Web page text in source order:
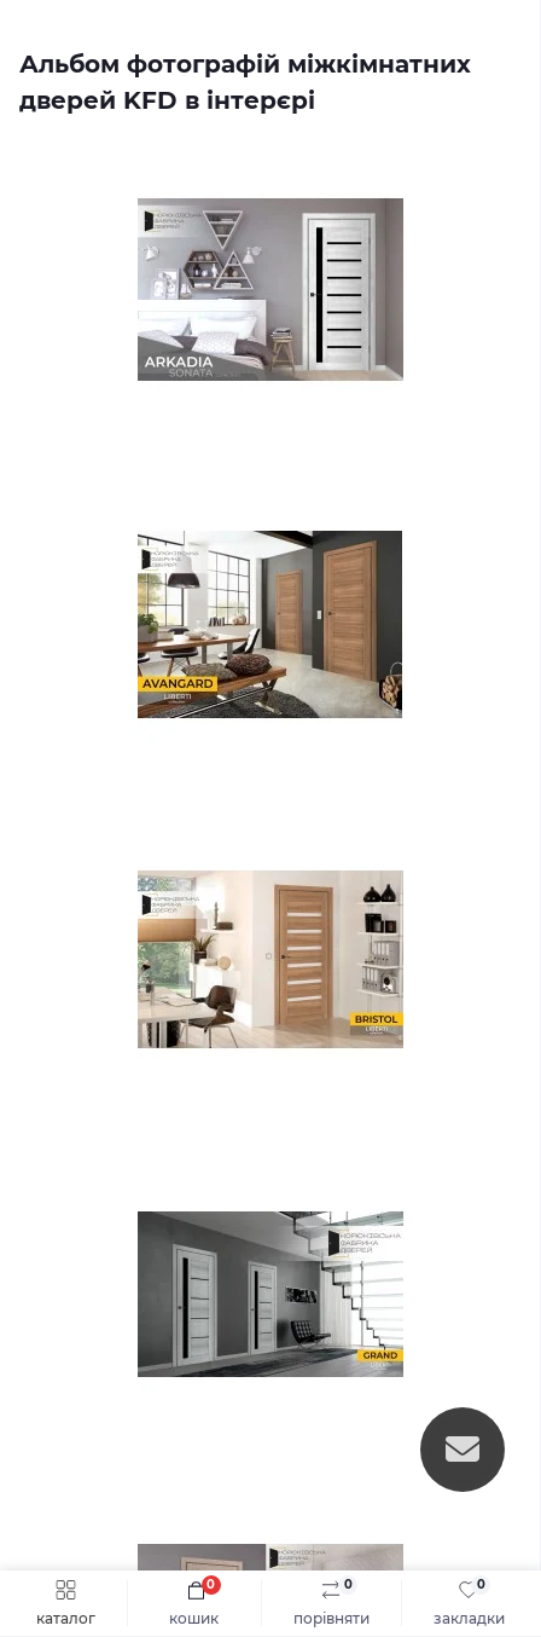
каталог порівняти
0
закладки
0
кошик
0
Швидке замовлення До кошика
Альбом фотографій міжкімнатних
дверей KFD в інтерєрі